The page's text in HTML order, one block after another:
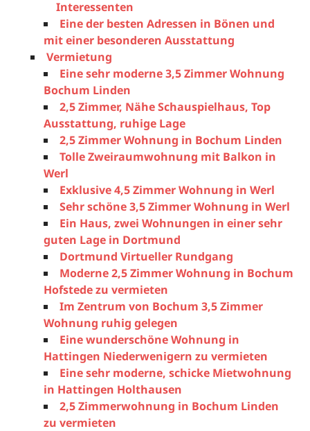
Interessenten
Eine der besten Adressen in Bönen und
mit einer besonderen Ausstattung
Vermietung
Eine sehr moderne 3,5 Zimmer Wohnung
Bochum Linden
2,5 Zimmer, Nähe Schauspielhaus, Top
Ausstattung, ruhige Lage
2,5 Zimmer Wohnung in Bochum Linden
Tolle Zweiraumwohnung mit Balkon in
Werl
Exklusive 4,5 Zimmer Wohnung in Werl
Sehr schöne 3,5 Zimmer Wohnung in Werl
Ein Haus, zwei Wohnungen in einer sehr
guten Lage in Dortmund
Dortmund Virtueller Rundgang
Moderne 2,5 Zimmer Wohnung in Bochum
Hofstede zu vermieten
Im Zentrum von Bochum 3,5 Zimmer
Wohnung ruhig gelegen
Eine wunderschöne Wohnung in
Hattingen Niederwenigern zu vermieten
Eine sehr moderne, schicke Mietwohnung
in Hattingen Holthausen
2,5 Zimmerwohnung in Bochum Linden
zu vermieten